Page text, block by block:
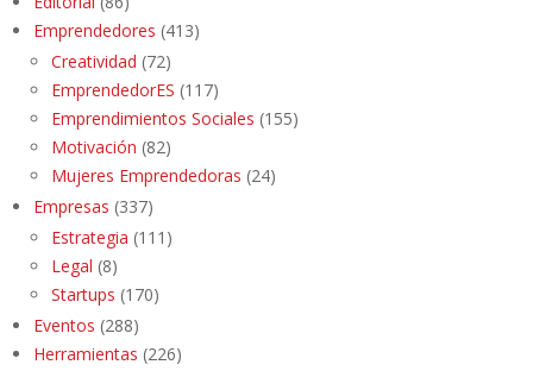
Emprendedores (413)
Creatividad (72)
EmprendedorES (117)
Emprendimientos Sociales (155)
Motivación (82)
Mujeres Emprendedoras (24)
Empresas (337)
Estrategia (111)
Legal (8)
Startups (170)
Eventos (288)
Herramientas (226)